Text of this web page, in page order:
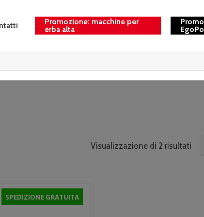
Promozione: macchine per
erba alta
Visualizzazione di 2 risultati
SPEDIZIONE GRATUITA